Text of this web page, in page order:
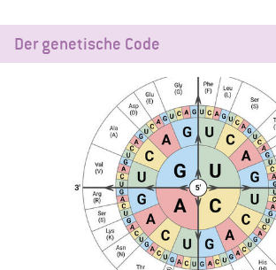
Der genetische Code